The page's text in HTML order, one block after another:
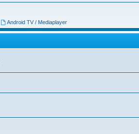
Android TV / Mediaplayer